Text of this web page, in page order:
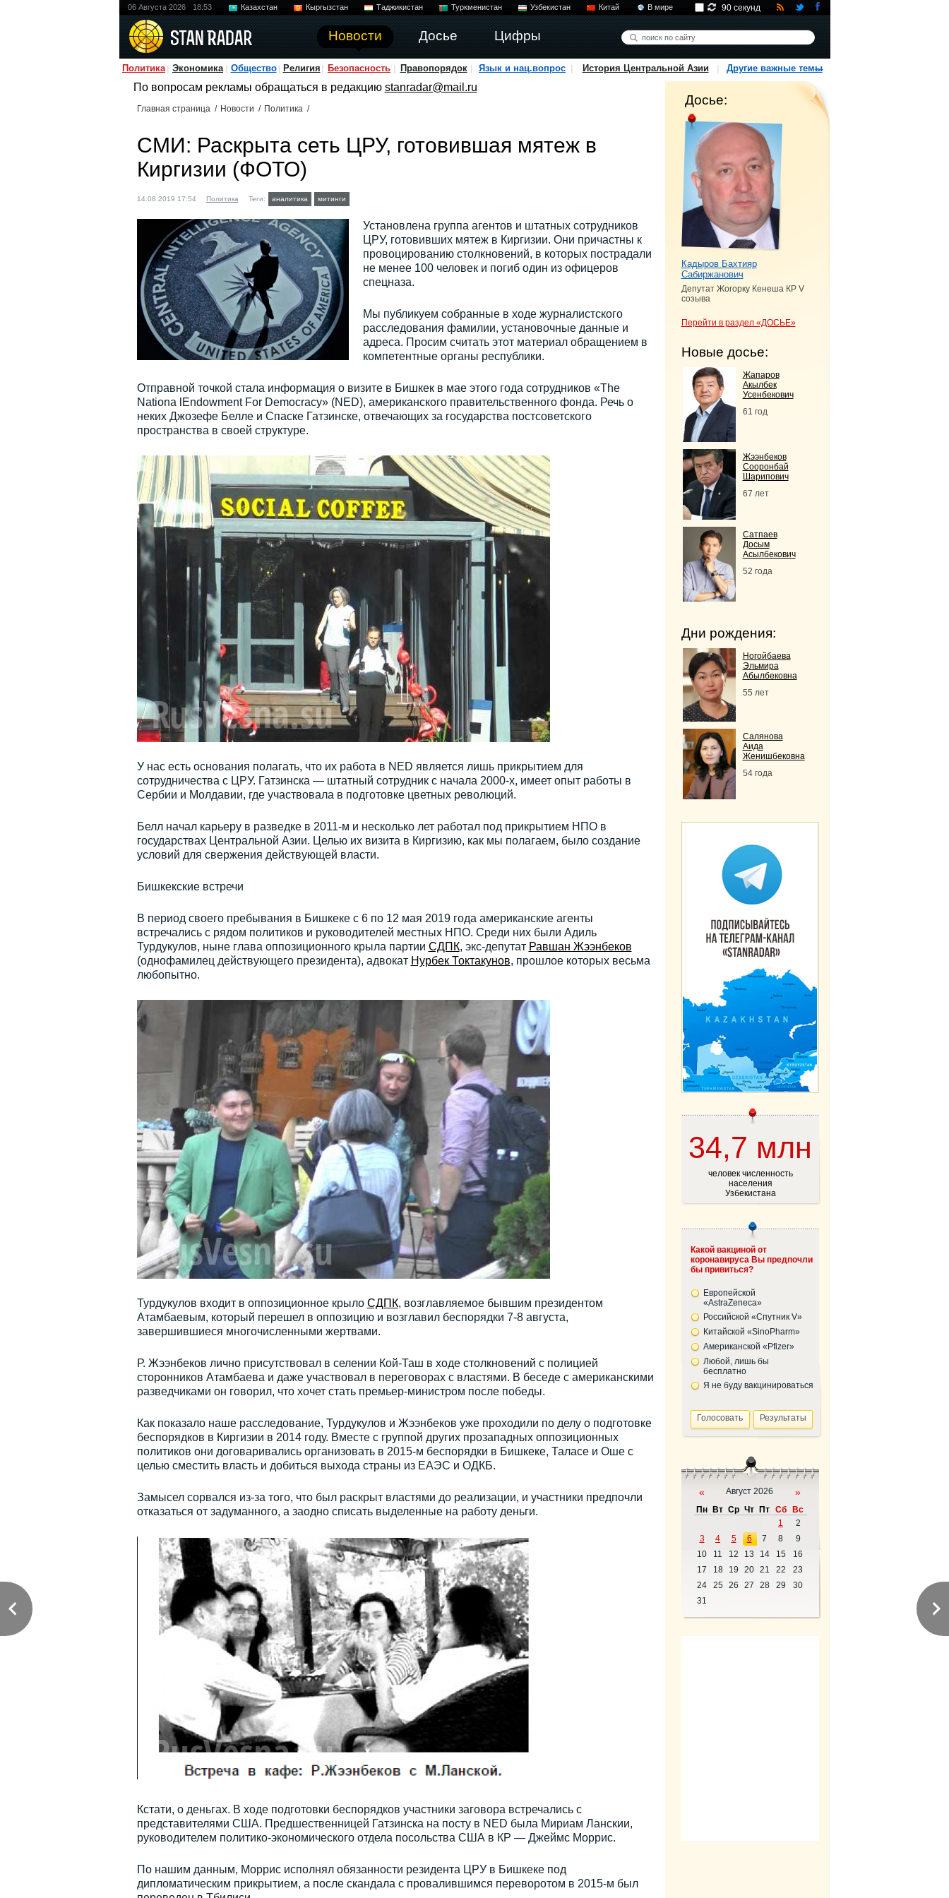
06 Августа 2026 18:53 Казахстан Кыргызстан Таджикистан Туркменистан Узбекистан Китай В мире
Новости Досье Цифры
90 секунд
Политика Экономика Общество Религия Безопасность Правопорядок Язык и нац.вопрос История Центральной Азии Другие важные темы
По вопросам рекламы обращаться в редакцию stanradar@mail.ru
Главная страница / Новости / Политика /
СМИ: Раскрыта сеть ЦРУ, готовившая мятеж в
Киргизии (ФОТО)
14.08.2019 17:54 Политика Теги: аналитика митинги
Установлена группа агентов и штатных сотрудников
ЦРУ, готовивших мятеж в Киргизии. Они причастны к
провоцированию столкновений, в которых пострадали
не менее 100 человек и погиб один из офицеров
спецназа.
Мы публикуем собранные в ходе журналистского
расследования фамилии, установочные данные и
адреса. Просим считать этот материал обращением в
компетентные органы республики.
Отправной точкой стала информация о визите в Бишкек в мае этого года сотрудников «The
Nationa lEndowment For Democracy» (NED), американского правительственного фонда. Речь о
неких Джозефе Белле и Спаске Гатзинске, отвечающих за государства постсоветского
пространства в своей структуре.
У нас есть основания полагать, что их работа в NED является лишь прикрытием для
сотрудничества с ЦРУ. Гатзинска — штатный сотрудник с начала 2000-х, имеет опыт работы в
Сербии и Молдавии, где участвовала в подготовке цветных революций.
Белл начал карьеру в разведке в 2011-м и несколько лет работал под прикрытием НПO в
государствах Центральной Азии. Целью их визита в Киргизию, как мы полагаем, было создание
условий для свержения действующей власти.
Бишкекские встречи
В период своего пребывания в Бишкеке с 6 по 12 мая 2019 года американские агенты
встречались с рядом политиков и руководителей местных НПO. Среди них были Адиль
Турдукулов, ныне глава оппозиционного крыла партии СДПК, экс-депутат Равшан Жээнбеков
(однофамилец действующего президента), адвокат Нурбек Токтакунов, прошлое которых весьма
любопытно.
Турдукулов входит в оппозиционное крыло СДПК, возглавляемое бывшим президентом
Атамбаевым, который перешел в оппозицию и возглавил беспорядки 7-8 августа,
завершившиеся многочисленными жертвами.
Р. Жээнбекoв лично присутствовал в селении Кой-Таш в ходе столкновений с полицией
сторонников Атамбаева и даже участвовал в переговорах с властями. В беседе с американскими
разведчиками он говорил, что хочет стать премьер-министром после победы.
Как показало наше расследование, Турдукулов и Жээнбеков уже проходили по делу о подготовке
беспорядков в Киргизии в 2014 году. Вместе с группой других прозападных оппозиционных
политиков они договаривались организовать в 2015-м беспорядки в Бишкеке, Таласе и Оше с
целью сместить власть и добиться выхода страны из ЕAЭС и OДКБ.
Замысел сорвался из-за того, что был раскрыт властями до реализации, и участники предпочли
отказаться от задуманного, а заодно списать выделенные на работу деньги.
Кстати, о деньгах. В ходе подготовки беспорядков участники заговора встречались с
представителями США. Предшественницей Гатзинска на посту в NED была Мириам Ланскии,
руководителем политико-экономического отдела посольства США в КР — Джеймс Моррис.
По нашим данным, Моррис исполнял обязанности резидента ЦРУ в Бишкеке под
дипломатическим прикрытием, а после скандала с провалившимся переворотом в 2015-м был
Досье:
Кадыров Бахтияр
Сабиржанович
Депутат Жогорку Кенеша КР V
созыва
Перейти в раздел «ДОСЬЕ»
Новые досье:
Жапаров
Акылбек
Усенбекович
61 год
Жээнбеков
Сооронбай
Шарипович
67 лет
Сатпаев
Досым
Асылбекович
52 года
Дни рождения:
Ногойбаева
Эльмира
Абылбековна
55 лет
Салянова
Аида
Женишбековна
54 года
34,7 млн
человек численность
населения
Узбекистана
Какой вакциной от
коронавируса Вы предпочли
бы привиться?
Европейской
«AstraZeneca»
Российской «Спутник V»
Китайской «SinoPharm»
Американской «Pfizer»
Любой, лишь бы
бесплатно
Я не буду вакцинироваться
« Август 2026 »
Пн Вт Ср Чт Пт Сб
Вс
1
2
3
4 5 6 7 8
9
10
11 12 13 14 15
16
17
18 19 20 21 22
23
24
25 26 27 28 29
30
31